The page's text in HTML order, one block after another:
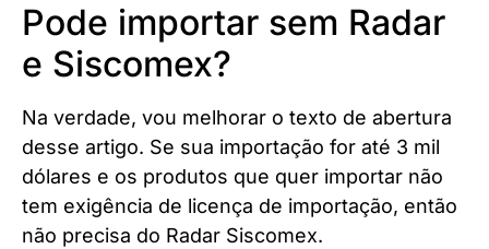
Pode importar sem Radar
e Siscomex?
Na verdade, vou melhorar o texto de abertura
desse artigo. Se sua importação for até 3 mil
dólares e os produtos que quer importar não
tem exigência de licença de importação, então
não precisa do Radar Siscomex.